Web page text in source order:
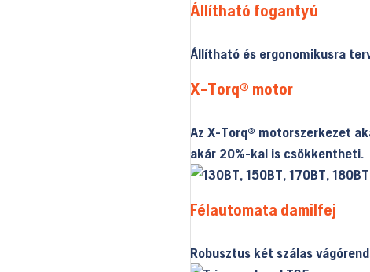
Állítható fogantyú
Állítható és ergonomikusra
X-Torq® motor
Az X-Torq® motorszerkezet
akár 20%-kal is csökkentheti.
Félautomata damilfej
Robusztus két szálas